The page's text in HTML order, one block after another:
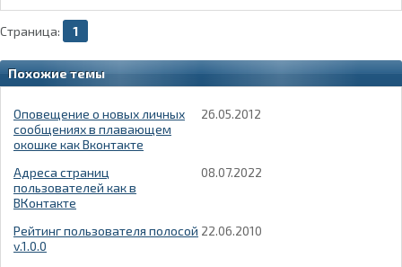
Страница: 1
Похожие темы
Оповещение о новых личных
сообщениях в плавающем
окошке как Вконтакте
26.05.2012
Адреса страниц
пользователей как в
ВКонтакте
08.07.2022
Рейтинг пользователя полосой
v.1.0.0
22.06.2010